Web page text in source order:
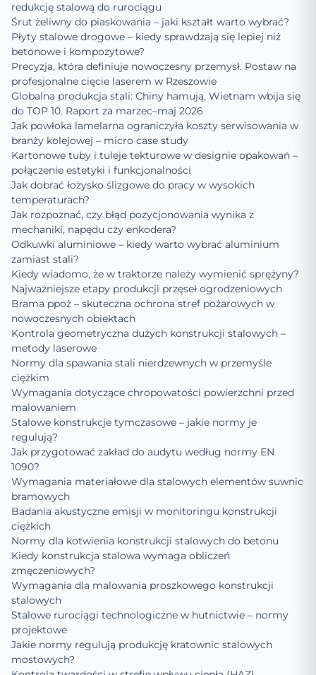
redukcję stalową do rurociągu
Śrut żeliwny do piaskowania – jaki kształt warto wybrać?
Płyty stalowe drogowe – kiedy sprawdzają się lepiej niż
betonowe i kompozytowe?
Precyzja, która definiuje nowoczesny przemysł. Postaw na
profesjonalne cięcie laserem w Rzeszowie
Globalna produkcja stali: Chiny hamują, Wietnam wbija się
do TOP 10. Raport za marzec–maj 2026
Jak powłoka lamelarna ograniczyła koszty serwisowania w
branży kolejowej – micro case study
Kartonowe tuby i tuleje tekturowe w designie opakowań –
połączenie estetyki i funkcjonalności
Jak dobrać łożysko ślizgowe do pracy w wysokich
temperaturach?
Jak rozpoznać, czy błąd pozycjonowania wynika z
mechaniki, napędu czy enkodera?
Odkuwki aluminiowe – kiedy warto wybrać aluminium
zamiast stali?
Kiedy wiadomo, że w traktorze należy wymienić sprężyny?
Najważniejsze etapy produkcji przęseł ogrodzeniowych
Brama ppoż – skuteczna ochrona stref pożarowych w
nowoczesnych obiektach
Kontrola geometryczna dużych konstrukcji stalowych –
metody laserowe
Normy dla spawania stali nierdzewnych w przemyśle
ciężkim
Wymagania dotyczące chropowatości powierzchni przed
malowaniem
Stalowe konstrukcje tymczasowe – jakie normy je
regulują?
Jak przygotować zakład do audytu według normy EN
1090?
Wymagania materiałowe dla stalowych elementów suwnic
bramowych
Badania akustyczne emisji w monitoringu konstrukcji
ciężkich
Normy dla kotwienia konstrukcji stalowych do betonu
Kiedy konstrukcja stalowa wymaga obliczeń
zmęczeniowych?
Wymagania dla malowania proszkowego konstrukcji
stalowych
Stalowe rurociągi technologiczne w hutnictwie – normy
projektowe
Jakie normy regulują produkcję kratownic stalowych
mostowych?